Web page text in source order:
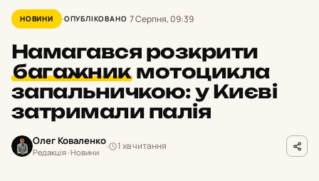
НОВИНИ ОПУБЛІКОВАНО 7 Серпня, 09:39
Намагався розкрити
багажник мотоцикла
запальничкою: у Києві
затримали палія
Олег Коваленко
Редакція · Новини
1 хв читання